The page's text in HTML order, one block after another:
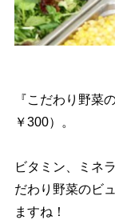
『こだわり野菜
￥300）。
ビタミン、ミネ
だわり野菜のビ
ますね！